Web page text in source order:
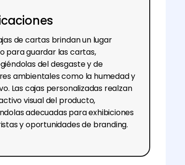
de cartas brindan un lugar
para guardar las cartas,
del desgaste y de
ambientales como la humedad y
Las cajas personalizadas realzan
visual del producto,
adecuadas para exhibiciones
y oportunidades de branding.